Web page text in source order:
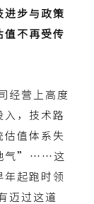
步与政策
值不再受传
经营上高度
入，技术路
估值体系失
地气”……这
年起跑时领
迈过这道